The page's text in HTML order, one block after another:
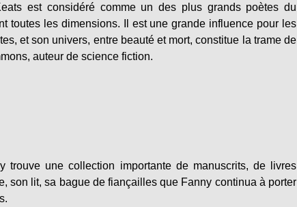
est considéré comme un des plus grands poètes du
toutes les dimensions. Il est une grande influence pour les
et son univers, entre beauté et mort, constitue la trame de
auteur de science fiction.
une collection importante de manuscrits, de livres
son lit, sa bague de fiançailles que Fanny continua à porter